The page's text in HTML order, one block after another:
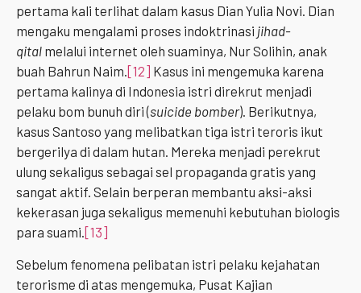
pertama kali terlihat dalam kasus Dian Yulia Novi. Dian
mengaku mengalami proses indoktrinasi jihad-
qital melalui internet oleh suaminya, Nur Solihin, anak
buah Bahrun Naim.[12] Kasus ini mengemuka karena
pertama kalinya di Indonesia istri direkrut menjadi
pelaku bom bunuh diri (suicide bomber). Berikutnya,
kasus Santoso yang melibatkan tiga istri teroris ikut
bergerilya di dalam hutan. Mereka menjadi perekrut
ulung sekaligus sebagai sel propaganda gratis yang
sangat aktif. Selain berperan membantu aksi-aksi
kekerasan juga sekaligus memenuhi kebutuhan biologis
para suami.[13]
Sebelum fenomena pelibatan istri pelaku kejahatan
terorisme di atas mengemuka, Pusat Kajian